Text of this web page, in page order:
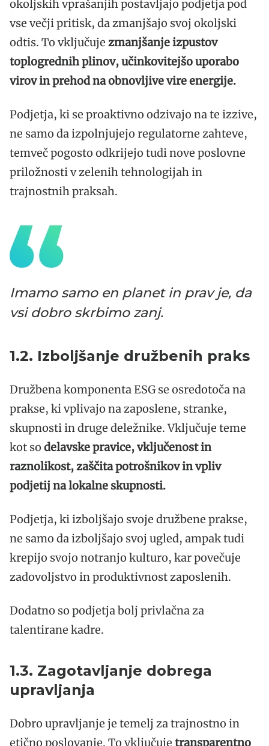
okoljskih vprašanjih postavljajo podjetja pod
vse večji pritisk, da zmanjšajo svoj okoljski
odtis. To vključuje zmanjšanje izpustov
toplogrednih plinov, učinkovitejšo uporabo
virov in prehod na obnovljive vire energije.
Podjetja, ki se proaktivno odzivajo na te izzive,
ne samo da izpolnjujejo regulatorne zahteve,
temveč pogosto odkrijejo tudi nove poslovne
priložnosti v zelenih tehnologijah in
trajnostnih praksah.
Imamo samo en planet in prav je, da
vsi dobro skrbimo zanj.
1.2. Izboljšanje družbenih praks
Družbena komponenta ESG se osredotoča na
prakse, ki vplivajo na zaposlene, stranke,
skupnosti in druge deležnike. Vključuje teme
kot so delavske pravice, vključenost in
raznolikost, zaščita potrošnikov in vpliv
podjetij na lokalne skupnosti.
Podjetja, ki izboljšajo svoje družbene prakse,
ne samo da izboljšajo svoj ugled, ampak tudi
krepijo svojo notranjo kulturo, kar povečuje
zadovoljstvo in produktivnost zaposlenih.
Dodatno so podjetja bolj privlačna za
talentirane kadre.
1.3. Zagotavljanje dobrega
upravljanja
Dobro upravljanje je temelj za trajnostno in
etično poslovanje. To vključuje transparentno